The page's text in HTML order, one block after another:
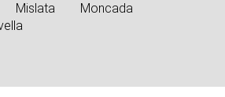
Mislata
Moncada